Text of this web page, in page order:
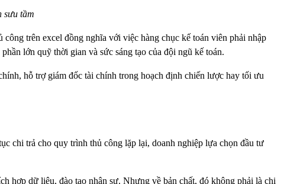
sưu tầm
trên excel đồng nghĩa với việc hàng chục kế toán viên phải nhập
lớn quỹ thời gian và sức sáng tạo của đội ngũ kế toán.
hỗ trợ giám đốc tài chính trong hoạch định chiến lược hay tối ưu
chi trả cho quy trình thủ công lặp lại, doanh nghiệp lựa chọn đầu tư
hợp dữ liệu, đào tạo nhân sự. Nhưng về bản chất, đó không phải là chi